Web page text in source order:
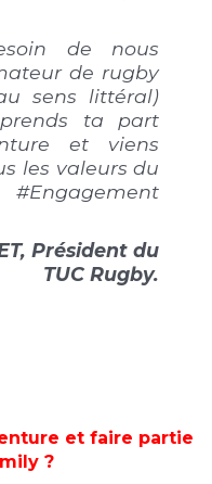
de nous
de rugby
sens littéral)
ta part
et viens
les valeurs du
Président du
TUC Rugby.
et faire partie
?